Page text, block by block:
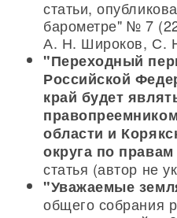
статьи,
барометре" № 7
А. Н. Широков, С.
"Переходный
Российской
край будет
области и
округа по
статья (автор не
"Уважаемые
общего собрания